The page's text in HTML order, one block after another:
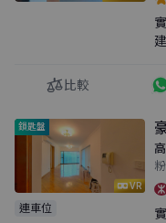
實
建
比較
VR
鎖匙盤
連車位 實